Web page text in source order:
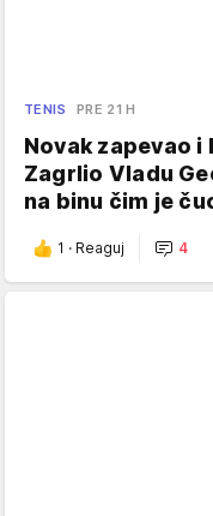
TENIS PRE 21 H
Novak zapevao
Zagrlio Vladu
na binu čim je
1 · Reaguj 4